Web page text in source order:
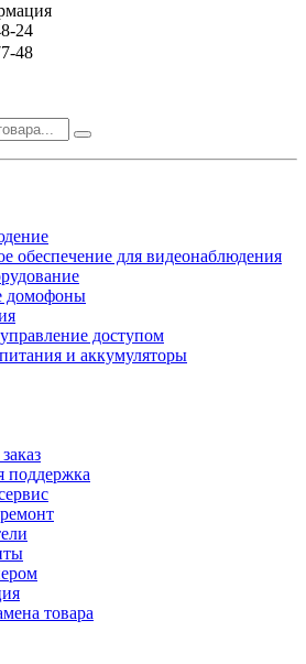
24
48
обеспечение для видеонаблюдения
домофоны
доступом
и аккумуляторы
поддержка
товара